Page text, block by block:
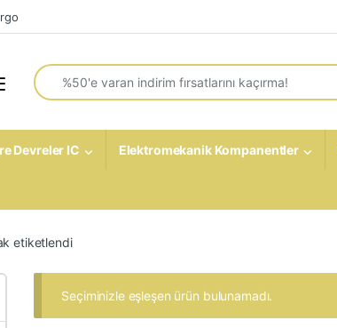
Search for:
Devreler IC Elektromekanik Kompanentler
etiketlendi
Seçiminizle eşleşen ürün bulunamadı.